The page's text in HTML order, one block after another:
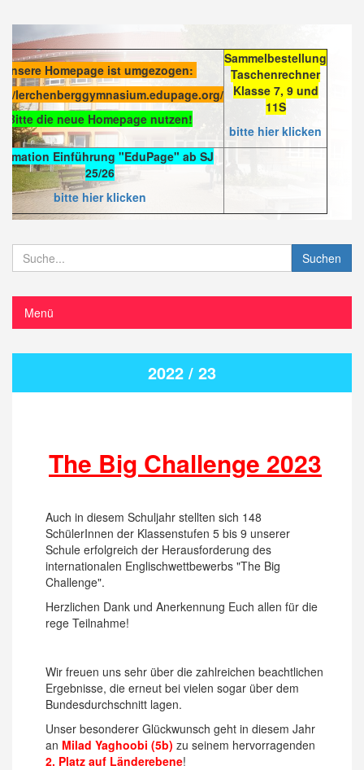
Unsere Homepage ist umgezogen:
lerchenberggymnasium.edupage.org/
Bitte die neue Homepage nutzen!
Sammelbestellung
Taschenrechner
Klasse 7, 9 und
11S
bitte hier klicken
Einführung "EduPage" ab SJ
25/26
bitte hier klicken
Suchen
Menü
2022 / 23
The Big Challenge 2023
Auch in diesem Schuljahr stellten sich 148
SchülerInnen der Klassenstufen 5 bis 9 unserer
Schule erfolgreich der Herausforderung des
internationalen Englischwettbewerbs "The Big
Challenge".
Herzlichen Dank und Anerkennung Euch allen für die
rege Teilnahme!
Wir freuen uns sehr über die zahlreichen beachtlichen
Ergebnisse, die erneut bei vielen sogar über dem
Bundesdurchschnitt lagen.
Unser besonderer Glückwunsch geht in diesem Jahr
an Milad Yaghoobi (5b) zu seinem hervorragenden
2. Platz auf Länderebene!